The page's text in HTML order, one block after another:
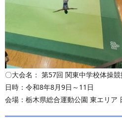
〇大会名： 第57回 関東中学校体操
日時：令和8年8月9日～11日
会場：栃木県総合運動公園 東エリ